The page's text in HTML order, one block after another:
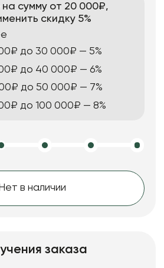
сумму от 20 000₽,
скидку 5%
до 30 000₽ — 5%
до 40 000₽ — 6%
до 50 000₽ — 7%
до 100 000₽ — 8%
Нет в наличии
заказа